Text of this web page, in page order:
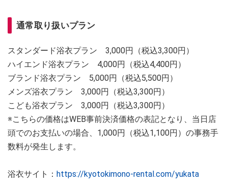
通常取り扱いプラン
スタンダード浴衣プラン 3,000円（税込3,300円）
ハイエンド浴衣プラン 4,000円（税込4,400円）
ブランド浴衣プラン 5,000円（税込5,500円）
メンズ浴衣プラン 3,000円（税込3,300円）
こども浴衣プラン 3,000円（税込3,300円）
※こちらの価格はWEB事前決済価格の表記となり、当日店
頭でのお支払いの場合、1,000円（税込1,100円）の事務手
数料が発生します。
浴衣サイト： https://kyotokimono-rental.com/yukata